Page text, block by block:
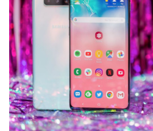
Enterprise Digital Transformation
特集